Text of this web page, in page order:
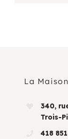
La
340,
Trois-
418